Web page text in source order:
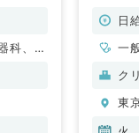
科、一
日
一
ク
東